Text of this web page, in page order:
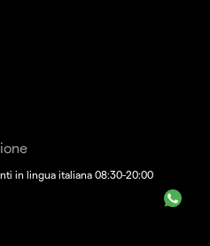
in lingua italiana 08:30-20:00